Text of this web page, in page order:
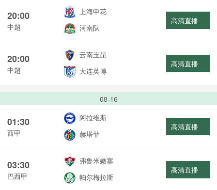
20:00
中超
上海申花
河南队
高清直播
20:00
中超
云南玉昆
大连英博
高清直播
08-16
01:30
西甲
阿拉维斯
赫塔菲
高清直播
03:30
巴西甲
弗鲁米嫩塞
帕尔梅拉斯
高清直播